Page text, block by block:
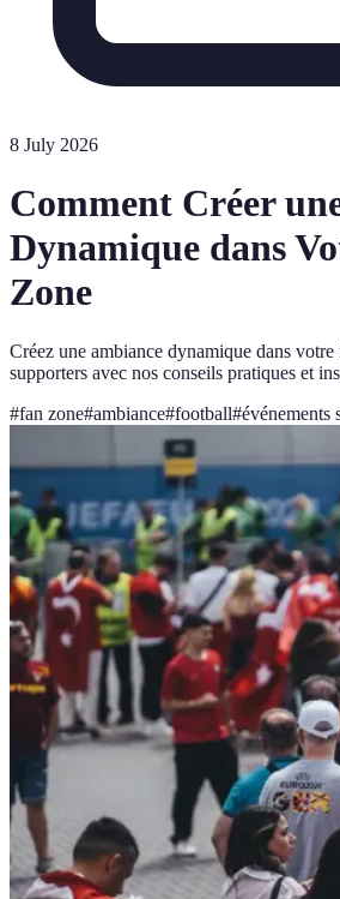
8 July 2026
Comment Créer
Dynamique dans
Zone
Créez une ambiance dynamique dans
supporters avec nos conseils pratiques et
#fan zone#ambiance#football#événements